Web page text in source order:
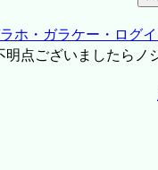
ホ・ガラケー・ログ
点ございましたらノ